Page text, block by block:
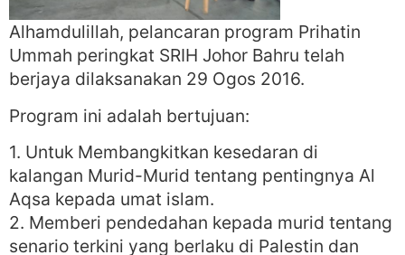
Alhamdulillah, pelancaran program Prihatin
Ummah peringkat SRIH Johor Bahru telah
berjaya dilaksanakan 29 Ogos 2016.
Program ini adalah bertujuan:
1. Untuk Membangkitkan kesedaran di
kalangan Murid-Murid tentang pentingnya Al
Aqsa kepada umat islam.
2. Memberi pendedahan kepada murid tentang
senario terkini yang berlaku di Palestin dan